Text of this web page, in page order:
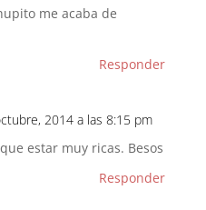
me acaba de
Responder
2014 a las 8:15 pm
estar muy ricas. Besos
Responder